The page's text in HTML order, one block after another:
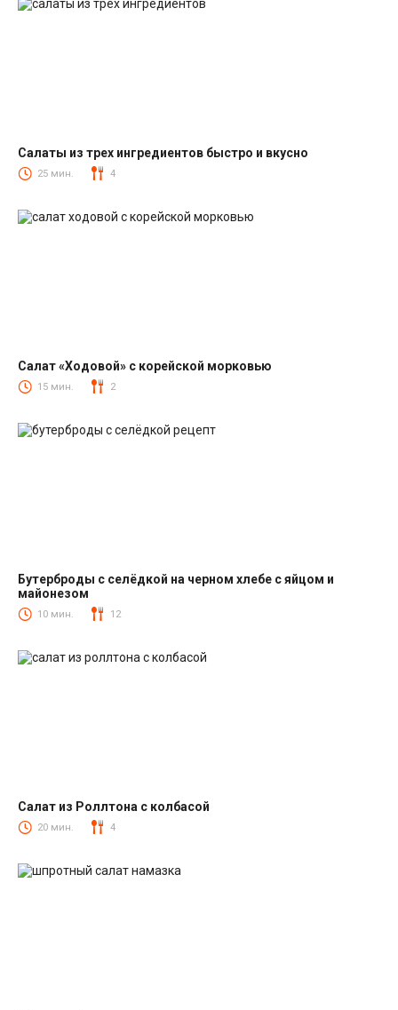
Салаты
Салаты из трех ингредиентов быстро и вкусно
25 мин. 4
Салаты с корейской морковкой
Салат «Ходовой» с корейской морковью
15 мин. 2
Закуски
Бутерброды с селёдкой на черном хлебе с яйцом и
майонезом
10 мин. 12
Салаты с колбасой
Салат из Роллтона с колбасой
20 мин. 4